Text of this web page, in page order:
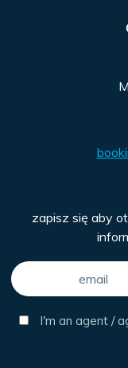
zapisz się aby
I'm an agent /